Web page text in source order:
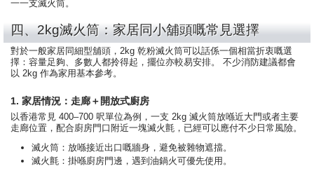
一一支滅火筒。
四、2kg滅火筒：家居同小舖頭嘅常見選擇
對於一般家居同細型舖頭，2kg 乾粉滅火筒可以話係一個相當折衷嘅選
擇：容量足夠、多數人都拎得起，擺位亦較易安排。 不少消防建議都會
以 2kg 作為家用基本參考。
1. 家居情況：走廊＋開放式廚房
以香港常見 400–700 呎單位為例，一支 2kg 滅火筒放喺近大門或者主要
走廊位置，配合廚房門口附近一塊滅火氈，已經可以應付不少日常風險。
滅火筒：放喺接近出口嘅牆身，避免被雜物遮擋。
滅火氈：掛喺廚房門邊，遇到油鍋火可優先使用。